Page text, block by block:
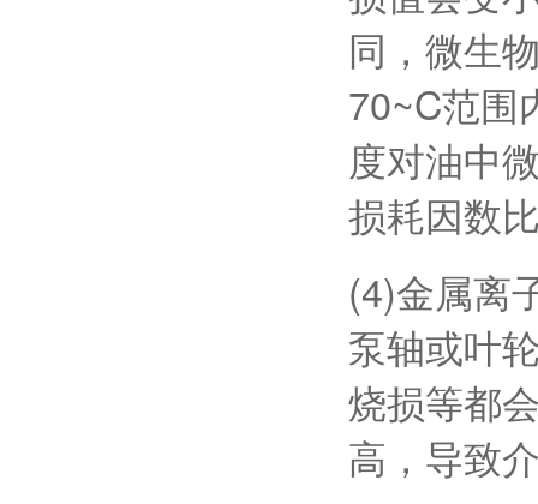
同，微生
70~C范围
度对油中
损耗因数
(4)金属离
泵轴或叶
烧损等都
高，导致